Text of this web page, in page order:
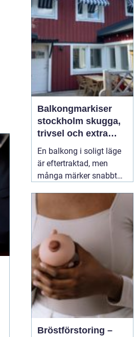
specialtillverkade
komponenter tillverkas
plåtbearbetning. När
för...
Balkongmarkiser
stockholm skugga,
trivsel och extra
rum utomhus
En balkong i soligt läge
är eftertraktad, men
många märker snabbt
under sommarhalvåret.
Glasräcken, mörka
reflekterande ytor gör att
solen ofta upplevs
starkare i Stockholm än
förväntat. Med
22 juli
2026
Bröstförstoring –